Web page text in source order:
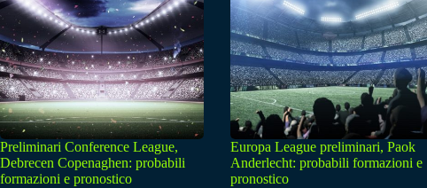
Preliminari Conference League,
Debrecen Copenaghen: probabili
formazioni e pronostico
Europa League preliminari, Paok
Anderlecht: probabili formazioni e
pronostico